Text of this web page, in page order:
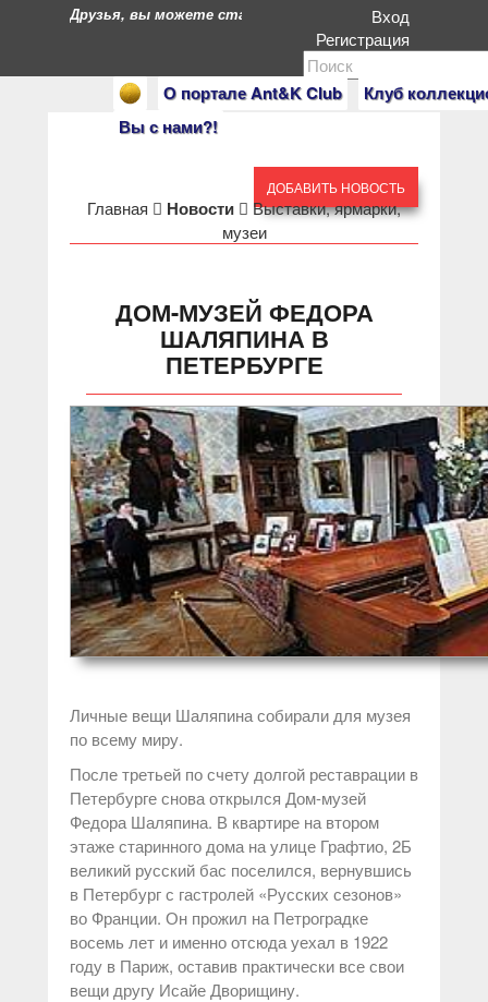
О портале Ant&K Club
Клуб
Вы с нами?!
Друзья, вы можете стать героями нашего портала.
Вход
Регистрация
ДОБАВИТЬ НОВОСТЬ
Главная Новости
Выставки, ярмарки,
музеи
ДОМ-МУЗЕЙ ФЕДОРА
ШАЛЯПИНА В
ПЕТЕРБУРГЕ
Личные вещи Шаляпина собирали для музея
по всему миру.
После третьей по счету долгой реставрации в
Петербурге снова открылся Дом-музей
Федора Шаляпина. В квартире на втором
этаже старинного дома на улице Графтио, 2Б
великий русский бас поселился, вернувшись
в Петербург с гастролей «Русских сезонов»
во Франции. Он прожил на Петроградке
восемь лет и именно отсюда уехал в 1922
году в Париж, оставив практически все свои
вещи другу Исайе Дворищину.